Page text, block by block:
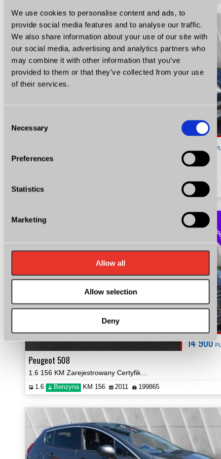
We use cookies to personalise content and ads, to
provide social media features and to analyse our traffic.
We also share information about your use of our site with
our social media, advertising and analytics partners who
may combine it with other information that you’ve
provided to them or that they’ve collected from your use
of their services.
Selection
Necessary
Preferences
Statistics
Marketing
Allow all
Allow selection
Deny
Skoda Octavia
1.6
14 900
do
Peugeot 508
1.6 Benzyna KM 156 2011 199865